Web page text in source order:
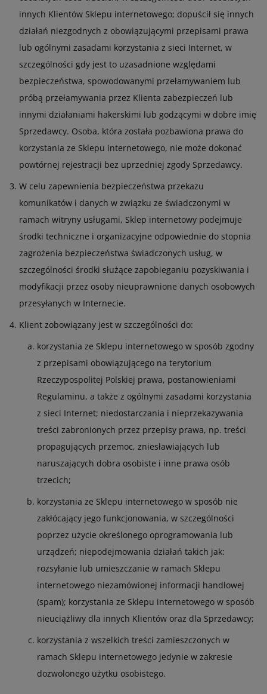
innych Klientów Sklepu internetowego; dopuścił się innych
działań niezgodnych z obowiązującymi przepisami prawa
lub ogólnymi zasadami korzystania z sieci Internet, w
szczególności gdy jest to uzasadnione względami
bezpieczeństwa, spowodowanymi przełamywaniem lub
próbą przełamywania przez Klienta zabezpieczeń lub
innymi działaniami hakerskimi lub godzącymi w dobre imię
Sprzedawcy. Osoba, która została pozbawiona prawa do
korzystania ze Sklepu internetowego, nie może dokonać
powtórnej rejestracji bez uprzedniej zgody Sprzedawcy.
W celu zapewnienia bezpieczeństwa przekazu
komunikatów i danych w związku ze świadczonymi w
ramach witryny usługami, Sklep internetowy podejmuje
środki techniczne i organizacyjne odpowiednie do stopnia
zagrożenia bezpieczeństwa świadczonych usług, w
szczególności środki służące zapobieganiu pozyskiwania i
modyfikacji przez osoby nieuprawnione danych osobowych
przesyłanych w Internecie.
Klient zobowiązany jest w szczególności do:
korzystania ze Sklepu internetowego w sposób zgodny
z przepisami obowiązującego na terytorium
Rzeczypospolitej Polskiej prawa, postanowieniami
Regulaminu, a także z ogólnymi zasadami korzystania
z sieci Internet; niedostarczania i nieprzekazywania
treści zabronionych przez przepisy prawa, np. treści
propagujących przemoc, zniesławiających lub
naruszających dobra osobiste i inne prawa osób
trzecich;
korzystania ze Sklepu internetowego w sposób nie
zakłócający jego funkcjonowania, w szczególności
poprzez użycie określonego oprogramowania lub
urządzeń; niepodejmowania działań takich jak:
rozsyłanie lub umieszczanie w ramach Sklepu
internetowego niezamówionej informacji handlowej
(spam); korzystania ze Sklepu internetowego w sposób
nieuciążliwy dla innych Klientów oraz dla Sprzedawcy;
korzystania z wszelkich treści zamieszczonych w
ramach Sklepu internetowego jedynie w zakresie
dozwolonego użytku osobistego.